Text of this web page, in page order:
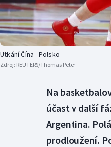
Utkání Čína - Polsko
Zdroj: REUTERS/Thomas Peter
Na
účast v další
Argentina.
prodloužení.